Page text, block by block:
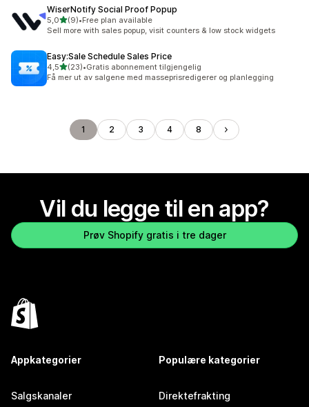
WiserNotify Social Proof Popup
5,0av 5 stjerner
(9)
Totalt 9 omtaler
•Free plan available
Sell more with sales popup, visit counters & low stock widgets
Easy:Sale Schedule Sales Price
4,5av 5 stjerner
(23)
Totalt 23 omtaler
•Gratis abonnement tilgjengelig
Få mer ut av salgene med masseprisredigerer og planlegging
1 2 3 4 8
Vil du legge til en app?
Prøv Shopify gratis i tre dager
Appkategorier
Salgskanaler
Populære kategorier
Direktefrakting